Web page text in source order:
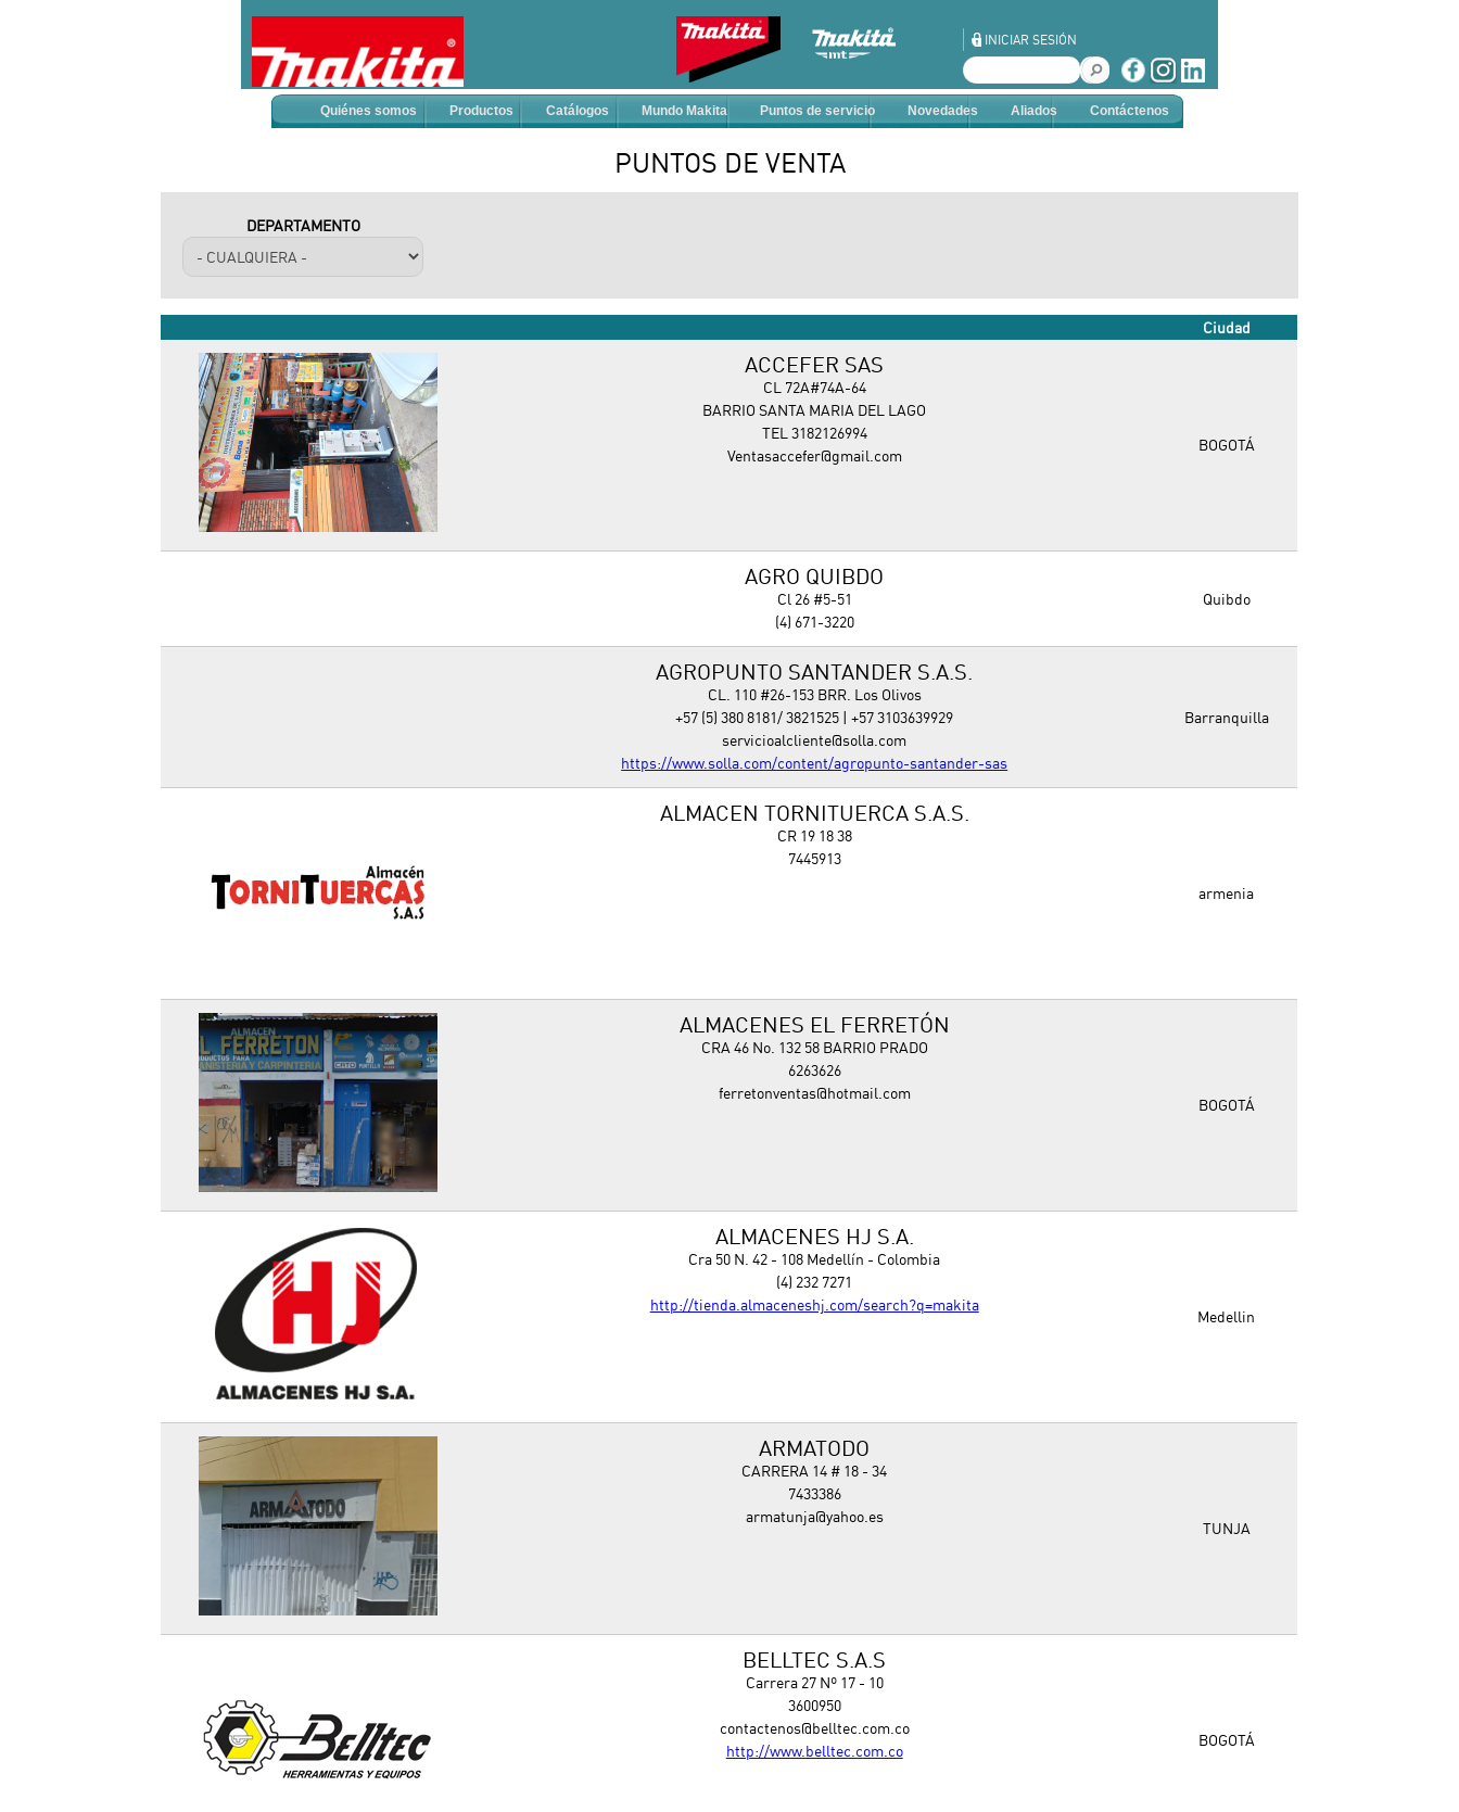
Ir al contenido
INICIAR SESIÓN
B
u
s
t
e
s
PUNTOS DE VENTA
DEPARTAMENTO
Ciudad
ACCEFER SAS
CL 72A#74A-64
BARRIO SANTA MARIA DEL LAGO
TEL 3182126994
Ventasaccefer@gmail.com
BOGOTÁ
AGRO QUIBDO
Cl 26 #5-51
(4) 671-3220
Quibdo
AGROPUNTO SANTANDER S.A.S.
CL. 110 #26-153 BRR. Los Olivos
+57 (5) 380 8181/ 3821525 | +57 3103639929
servicioalcliente@solla.com
https://www.solla.com/content/agropunto-santander-sas
Barranquilla
ALMACEN TORNITUERCA S.A.S.
CR 19 18 38
7445913
armenia
ALMACENES EL FERRETÓN
CRA 46 No. 132 58 BARRIO PRADO
6263626
ferretonventas@hotmail.com
BOGOTÁ
ALMACENES HJ S.A.
Cra 50 N. 42 - 108 Medellín - Colombia
(4) 232 7271
http://tienda.almaceneshj.com/search?q=makita
Medellin
ARMATODO
CARRERA 14 # 18 - 34
7433386
armatunja@yahoo.es
TUNJA
BELLTEC S.A.S
Carrera 27 Nº 17 - 10
3600950
contactenos@belltec.com.co
http://www.belltec.com.co
BOGOTÁ
Quiénes somos Productos Catálogos Mundo Makita Puntos de servicio Novedades Aliados Contáctenos